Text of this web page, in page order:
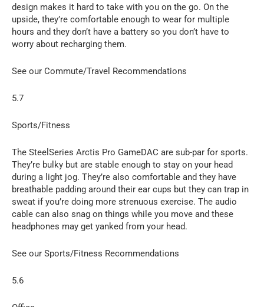
design makes it hard to take with you on the go. On the
upside, they’re comfortable enough to wear for multiple
hours and they don’t have a battery so you don’t have to
worry about recharging them.
See our Commute/Travel Recommendations
5.7
Sports/Fitness
The SteelSeries Arctis Pro GameDAC are sub-par for sports.
They’re bulky but are stable enough to stay on your head
during a light jog. They’re also comfortable and they have
breathable padding around their ear cups but they can trap in
sweat if you’re doing more strenuous exercise. The audio
cable can also snag on things while you move and these
headphones may get yanked from your head.
See our Sports/Fitness Recommendations
5.6